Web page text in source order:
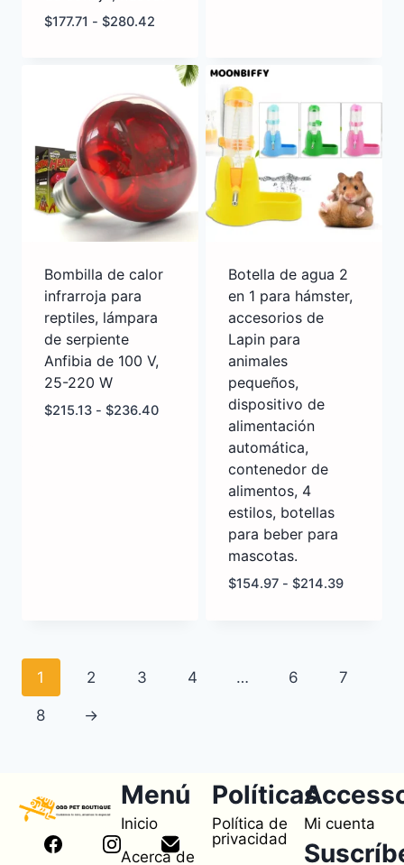
$177.71 - $280.42
Bombilla de calor
infrarroja para
reptiles, lámpara
de serpiente
Anfibia de 100 V,
25-220 W
$215.13 - $236.40
Botella de agua 2
en 1 para hámster,
accesorios de
Lapin para
animales
pequeños,
dispositivo de
alimentación
automática,
contenedor de
alimentos, 4
estilos, botellas
para beber para
mascotas.
$154.97 - $214.39
1 2 3 4 … 6 7
8 →
Menú
Inicio
Acerca de
Políticas
Política de
privacidad
Mi cuenta